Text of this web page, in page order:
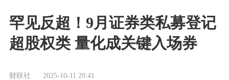
罕见反超！9月证券类私募登记
超股权类 量化成关键入场券
财联社 2025-10-11 20:41